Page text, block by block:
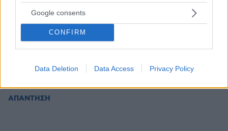
Google consents
CONFIRM
Data Deletion Data Access Privacy Policy
19.10.2021, 11:47
Θα βρεθούν άραγε 5,000 μ....κες να υπογράψουν ;;;;
ΑΠΑΝΤΗΣΗ
19.10.2021, 11:45
ΑΠΑΝΤΗΣΗ